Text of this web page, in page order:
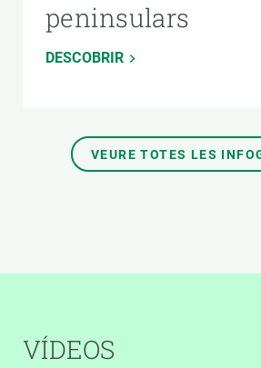
peninsulars
DESCOBRIR
VEURE TOTES LES
VÍDEOS